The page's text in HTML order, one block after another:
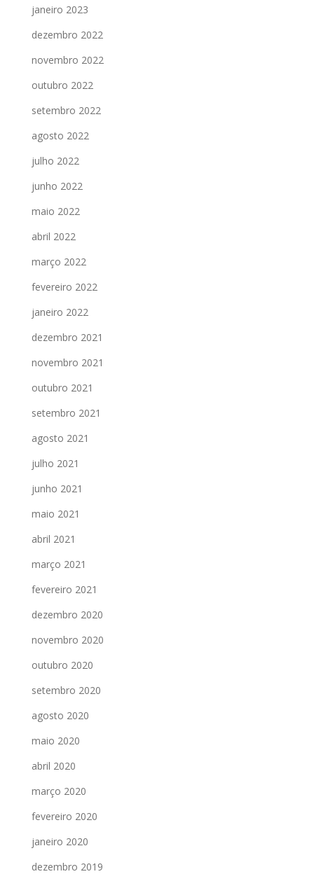
janeiro 2023
dezembro 2022
novembro 2022
outubro 2022
setembro 2022
agosto 2022
julho 2022
junho 2022
maio 2022
abril 2022
março 2022
fevereiro 2022
janeiro 2022
dezembro 2021
novembro 2021
outubro 2021
setembro 2021
agosto 2021
julho 2021
junho 2021
maio 2021
abril 2021
março 2021
fevereiro 2021
dezembro 2020
novembro 2020
outubro 2020
setembro 2020
agosto 2020
maio 2020
abril 2020
março 2020
fevereiro 2020
janeiro 2020
dezembro 2019